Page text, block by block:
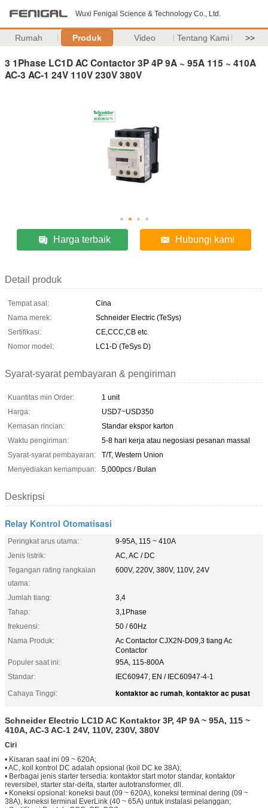
Wuxi Fenigal Science & Technology Co., Ltd.
Rumah Produk Video Tentang Kami >>
3 1Phase LC1D AC Contactor 3P 4P 9A ~ 95A 115 ~ 410A
AC-3 AC-1 24V 110V 230V 380V
Harga terbaik Hubungi kami
Detail produk
Tempat asal:
Cina
Nama merek:
Schneider Electric (TeSys)
Sertifikasi:
CE,CCC,CB etc.
Nomor model:
LC1-D (TeSys D)
Syarat-syarat pembayaran & pengiriman
Kuantitas min Order:
1 unit
Harga:
USD7~USD350
Kemasan rincian:
Standar ekspor karton
Waktu pengiriman:
5-8 hari kerja atau negosiasi pesanan massal
Syarat-syarat pembayaran:
T/T, Western Union
Menyediakan kemampuan:
5,000pcs / Bulan
Deskripsi
Relay Kontrol Otomatisasi
Peringkat arus utama:
9-95A, 115 ~ 410A
Jenis listrik:
AC, AC / DC
Tegangan rating rangkaian
utama:
600V, 220V, 380V, 110V, 24V
Jumlah tiang:
3,4
Tahap:
3,1Phase
frekuensi:
50 / 60Hz
Nama Produk:
Ac Contactor CJX2N-D09,3 tiang Ac
Contactor
Populer saat ini:
95A, 115-800A
Standar:
IEC60947, EN / IEC60947-4-1
Cahaya Tinggi:
kontaktor ac rumah, kontaktor ac pusat
Schneider Electric LC1D AC Kontaktor 3P, 4P 9A ~ 95A, 115 ~
410A, AC-3 AC-1 24V, 110V, 230V, 380V
Ciri
• Kisaran saat ini 09 ~ 620A;
• AC, koil kontrol DC adalah opsional (koil DC ke 38A);
• Berbagai jenis starter tersedia: kontaktor start motor standar, kontaktor
reversibel, starter star-delta, starter autotransformer, dll.
• Koneksi opsional: koneksi baut (09 ~ 620A), koneksi terminal dering (09 ~
38A), koneksi terminal EverLink (40 ~ 65A) untuk instalasi pelanggan;